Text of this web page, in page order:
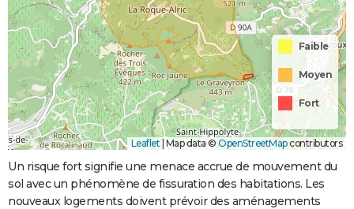
Faible
Moyen
Fort
Leaflet | Map data ©OpenStreetMapcontributors
Un risque fort signifie une menace accrue de mouvement du
sol avec un phénomène de fissuration des habitations. Les
nouveaux logements doivent prévoir des aménagements